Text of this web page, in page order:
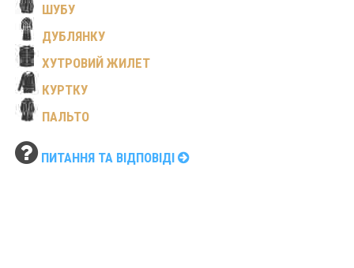
ШУБУ
ДУБЛЯНКУ
ХУТРОВИЙ ЖИЛЕТ
КУРТКУ
ПАЛЬТО
ПИТАННЯ ТА ВІДПОВІДІ